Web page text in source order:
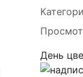
День